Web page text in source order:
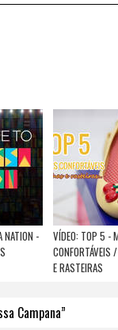
NATION -
VÍDEO: TOP 5 -
CONFORTÁVEIS
E RASTEIRAS
Campana”